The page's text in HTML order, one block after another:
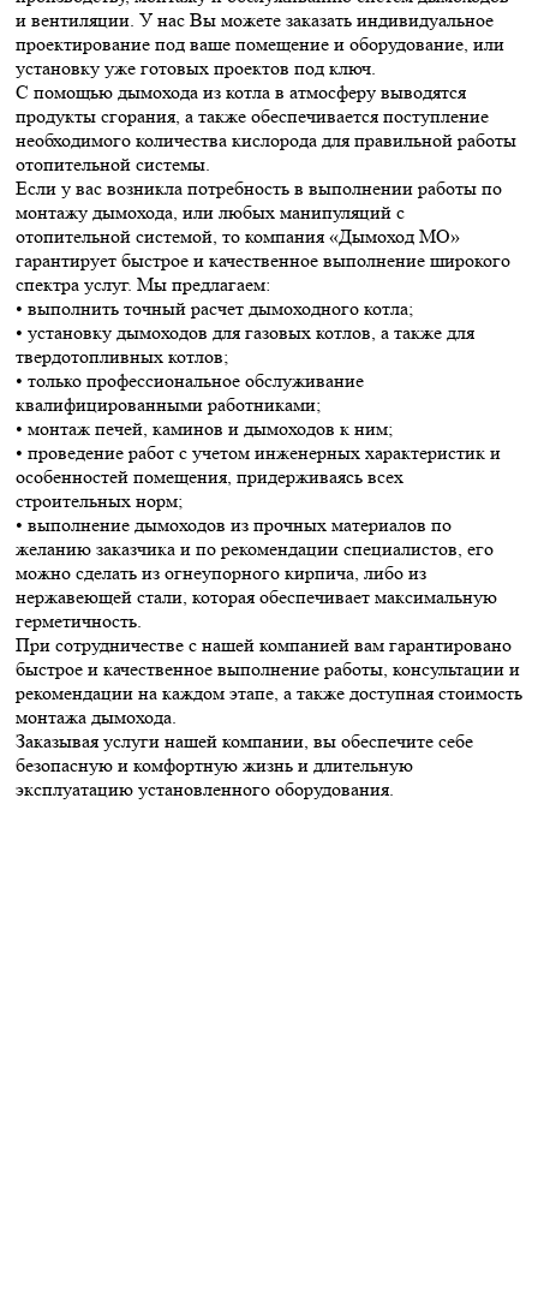
и вентиляции. У нас Вы можете заказать индивидуальное
проектирование под ваше помещение и оборудование, или
установку уже готовых проектов под ключ.
С помощью дымохода из котла в атмосферу выводятся
продукты сгорания, а также обеспечивается поступление
необходимого количества кислорода для правильной работы
отопительной системы.
Если у вас возникла потребность в выполнении работы по
монтажу дымохода, или любых манипуляций с
отопительной системой, то компания «Дымоход МО»
гарантирует быстрое и качественное выполнение широкого
спектра услуг. Мы предлагаем:
• выполнить точный расчет дымоходного котла;
• установку дымоходов для газовых котлов, а также для
твердотопливных котлов;
• только профессиональное обслуживание
квалифицированными работниками;
• монтаж печей, каминов и дымоходов к ним;
• проведение работ с учетом инженерных характеристик и
особенностей помещения, придерживаясь всех
строительных норм;
• выполнение дымоходов из прочных материалов по
желанию заказчика и по рекомендации специалистов, его
можно сделать из огнеупорного кирпича, либо из
нержавеющей стали, которая обеспечивает максимальную
герметичность.
При сотрудничестве с нашей компанией вам гарантировано
быстрое и качественное выполнение работы, консультации и
рекомендации на каждом этапе, а также доступная стоимость
монтажа дымохода.
Заказывая услуги нашей компании, вы обеспечите себе
безопасную и комфортную жизнь и длительную
эксплуатацию установленного оборудования.